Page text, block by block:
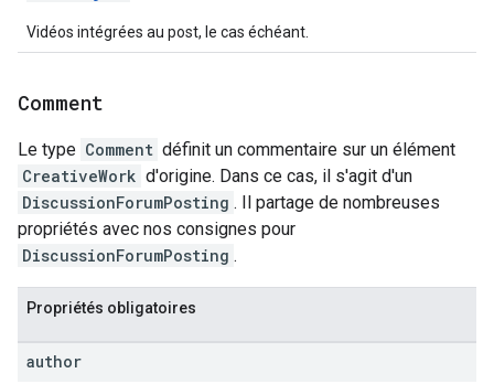
Vidéos intégrées au post, le cas échéant.
Comment
Le type Comment définit un commentaire sur un élément
CreativeWork d'origine. Dans ce cas, il s'agit d'un
DiscussionForumPosting . Il partage de nombreuses
propriétés avec nos consignes pour
DiscussionForumPosting .
Propriétés obligatoires
author